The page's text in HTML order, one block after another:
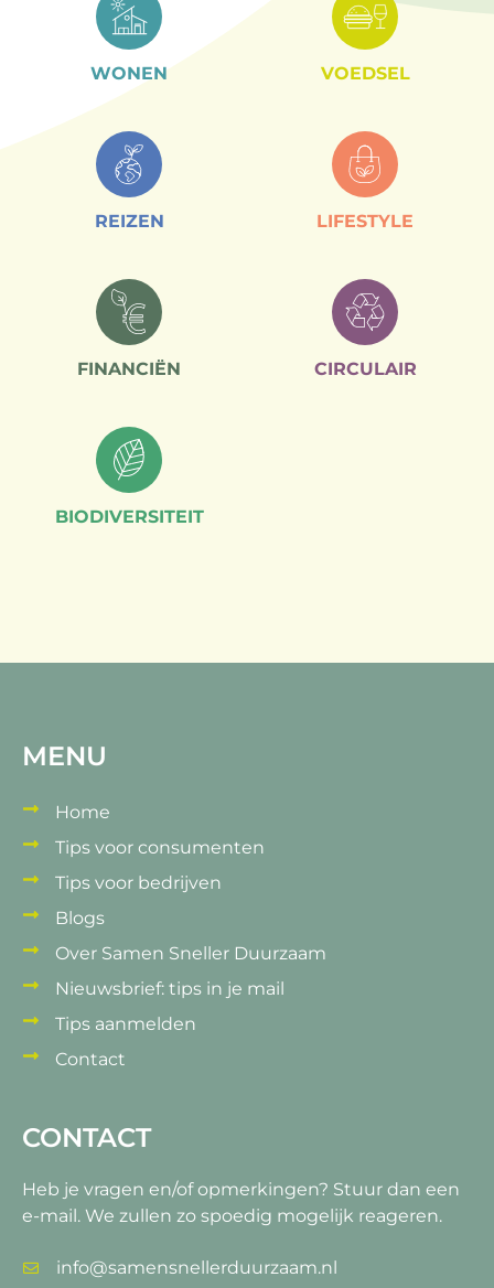
WONEN VOEDSEL
REIZEN LIFESTYLE
FINANCIËN CIRCULAIR
BIODIVERSITEIT
MENU
Home
Tips voor consumenten
Tips voor bedrijven
Blogs
Over Samen Sneller Duurzaam
Nieuwsbrief: tips in je mail
Tips aanmelden
Contact
CONTACT
Heb je vragen en/of opmerkingen? Stuur dan een
e-mail. We zullen zo spoedig mogelijk reageren.
info@samensnellerduurzaam.nl